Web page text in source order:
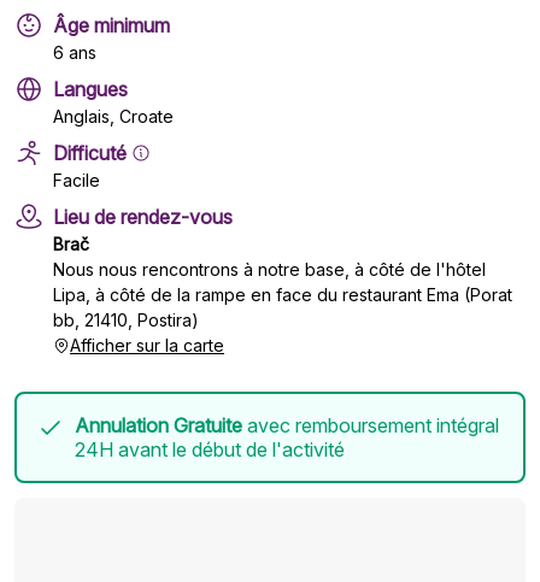
Âge minimum
6 ans
Langues
Anglais, Croate
Difficuté
Facile
Lieu de rendez-vous
Brač
Nous nous rencontrons à notre base, à côté de l'hôtel
Lipa, à côté de la rampe en face du restaurant Ema (Porat
bb, 21410, Postira)
Afficher sur la carte
Annulation Gratuite avec remboursement intégral
24H avant le début de l'activité